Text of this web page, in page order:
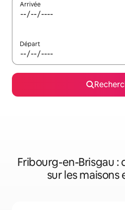
Arrivée
Départ
Fribourg-en-Brisgau :
sur les maisons